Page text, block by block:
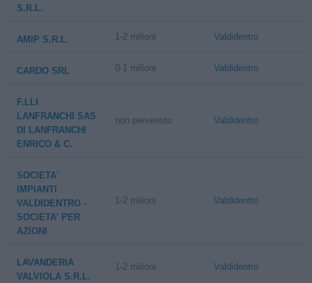
S.R.L.
AMIP S.R.L. 1-2 milioni Valdidentro
CARDO SRL 0-1 milioni Valdidentro
F.LLI
LANFRANCHI SAS
DI LANFRANCHI
ENRICO & C.
non pervenuto Valdidentro
SOCIETA'
IMPIANTI
VALDIDENTRO -
SOCIETA' PER
AZIONI
1-2 milioni Valdidentro
LAVANDERIA
VALVIOLA S.R.L.
1-2 milioni Valdidentro